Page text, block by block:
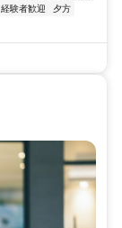
経験者歓迎
夕方